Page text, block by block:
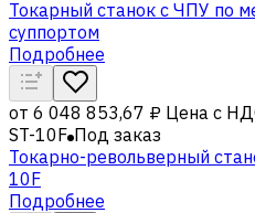
Токарный станок с ЧПУ по
суппортом
Подробнее
от 6 048 853,67 ₽ Цена с
ST-10F Под заказ
Токарно-револьверный
10F
Подробнее